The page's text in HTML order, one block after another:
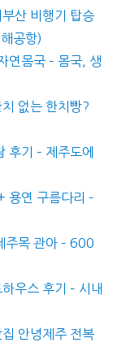
산 비행기 탑승
공항)
연몸국 – 몸국, 생
없는 한치빵?
후기 – 제주도에
용연 구름다리 –
주목 관아 – 600
우스 후기 – 시내
안녕제주 전복